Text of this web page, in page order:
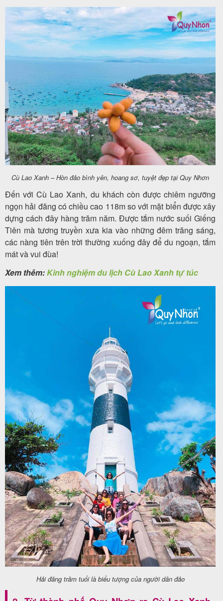
Cù Lao Xanh – Hòn đảo bình yên, hoang sơ, tuyệt đẹp tại Quy Nhơn
Đến với Cù Lao Xanh, du khách còn được chiêm ngưỡng
ngọn hải đăng có chiều cao 118m so với mặt biển được xây
dựng cách đây hàng trăm năm. Được tắm nước suối Giếng
Tiên mà tương truyền xưa kia vào những đêm trăng sáng,
các nàng tiên trên trời thường xuống đây để du ngoạn, tắm
mát và vui đùa!
Xem thêm:Kinh nghiệm du lịch Cù Lao Xanh tự túc
Hải đăng trăm tuổi là biểu tượng của người dân đảo